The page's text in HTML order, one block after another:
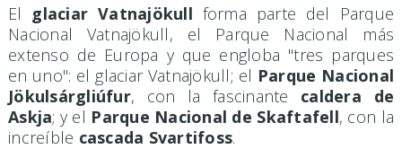
El glaciar Vatnajökull forma parte del Parque
Nacional Vatnajökull,
el Parque Nacional más
extenso de Europa y que engloba "tres parques
en uno": el glaciar Vatnajökull; el Parque Nacional
Jökulsárgliúfur, con la fascinante caldera de
Askja; y el Parque Nacional de Skaftafell, con la
increíble cascada Svartifoss.